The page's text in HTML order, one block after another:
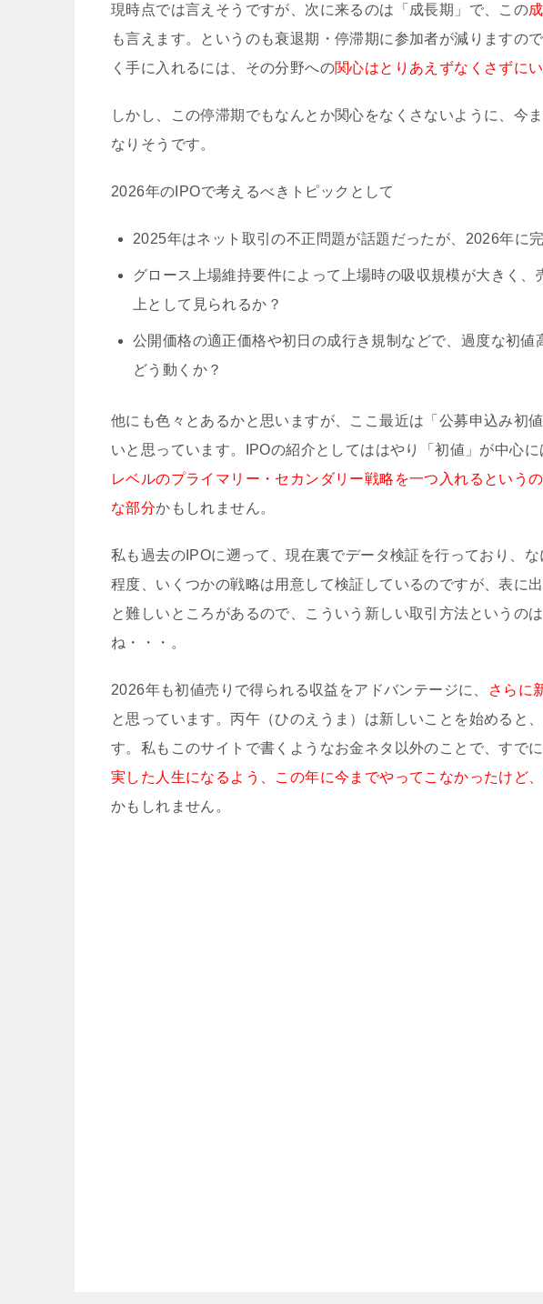
現時点では言えそうですが、次に来るのは「成長期」で、この
も言えます。というのも衰退期・停滞期に参加者が減りますの
く手に入れるには、その分野への関心はとりあえずなくさずに
しかし、この停滞期でもなんとか関心をなくさないように、今
なりそうです。
2026年のIPOで考えるべきトピックとして
2025年はネット取引の不正問題が話題だったが、2026年に
グロース上場維持要件によって上場時の吸収規模が大きく
上として見られるか？
公開価格の適正価格や初日の成行き規制などで、過度な初値
どう動くか？
他にも色々とあるかと思いますが、ここ最近は「公募申込み初
いと思っています。IPOの紹介としてははやり「初値」が中心
レベルのプライマリー・セカンダリー戦略を一つ入れるという
な部分かもしれません。
私も過去のIPOに遡って、現在裏でデータ検証を行っており、
程度、いくつかの戦略は用意して検証しているのですが、表に
と難しいところがあるので、こういう新しい取引方法というの
ね・・・。
2026年も初値売りで得られる収益をアドバンテージに、
さらに
と思っています。丙午（ひのえうま）は新しいことを始めると
す。私もこのサイトで書くようなお金ネタ以外のことで、すで
実した人生になるよう、この年に今までやってこなかったけど
かもしれません。